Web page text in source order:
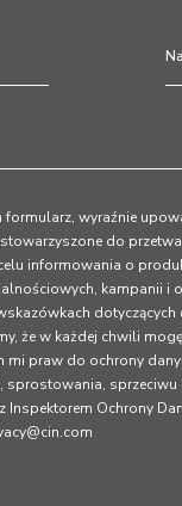
formularz, wyraźnie
do
informowania o
kampanii i
że w każdej chwili
mi praw do ochrony
sprostowania, sprzeciwu
Inspektorem Ochrony